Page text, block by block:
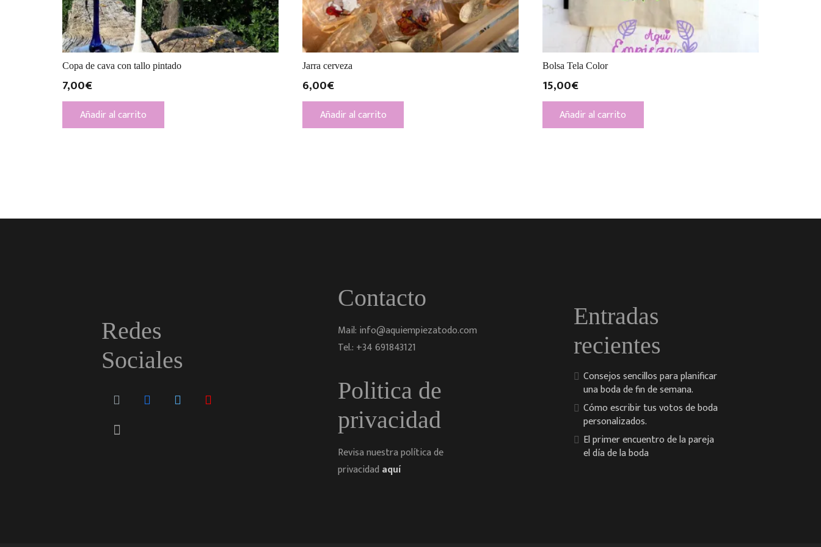
Copa de cava con tallo pintado
7,00€
Añadir al carrito
Jarra cerveza
6,00€
Añadir al carrito
Bolsa Tela Color
15,00€
Añadir al carrito
Redes
Sociales
Contacto
Mail: info@aquiempiezatodo.com
Tel.: +34 691843121
Politica de
privacidad
Revisa nuestra política de
privacidad aquí
Entradas
recientes
Consejos sencillos para planificar
una boda de fin de semana.
Cómo escribir tus votos de boda
personalizados.
El primer encuentro de la pareja
el día de la boda